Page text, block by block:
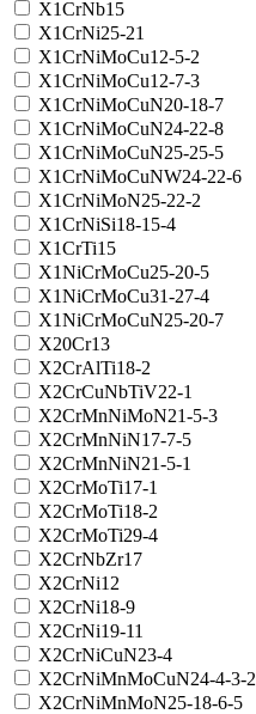
X1CrNb15
X1CrNi25-21
X1CrNiMoCu12-5-2
X1CrNiMoCu12-7-3
X1CrNiMoCuN20-18-7
X1CrNiMoCuN24-22-8
X1CrNiMoCuN25-25-5
X1CrNiMoCuNW24-22-6
X1CrNiMoN25-22-2
X1CrNiSi18-15-4
X1CrTi15
X1NiCrMoCu25-20-5
X1NiCrMoCu31-27-4
X1NiCrMoCuN25-20-7
X20Cr13
X2CrAlTi18-2
X2CrCuNbTiV22-1
X2CrMnNiMoN21-5-3
X2CrMnNiN17-7-5
X2CrMnNiN21-5-1
X2CrMoTi17-1
X2CrMoTi18-2
X2CrMoTi29-4
X2CrNbZr17
X2CrNi12
X2CrNi18-9
X2CrNi19-11
X2CrNiCuN23-4
X2CrNiMnMoCuN24-4-3-2
X2CrNiMnMoN25-18-6-5